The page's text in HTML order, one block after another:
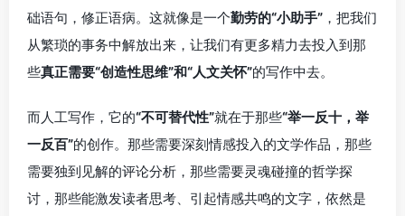
础语句，修正语病。这就像是一个勤劳的“小助手” ，把我们
从繁琐的事务中解放出来，让我们有更多精力去投入到那
些真正需要“创造性思维”和“人文关怀”的写作中去。
而人工写作，它的“不可替代性”就在于那些“举一反十，举
一反百”的创作。那些需要深刻情感投入的文学作品，那些
需要独到见解的评论分析，那些需要灵魂碰撞的哲学探
讨，那些能激发读者思考、引起情感共鸣的文字，依然是